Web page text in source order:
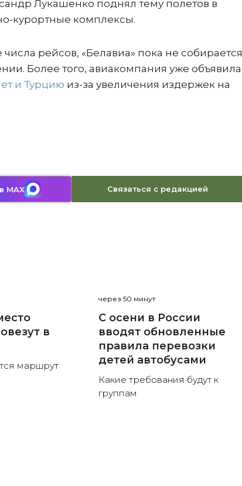
Лукашенко поднял тему полетов в
курортные комплексы.
рейсов, «Белавиа» пока не собирается
Более того, авиакомпания уже объявила
и Турцию из-за увеличения издержек на
MAX Связаться с редакцией
в
маршрут
через 50 минут
С осени в России
вводят обновленные
правила перевозки
детей автобусами
Какие требования будут к
группам